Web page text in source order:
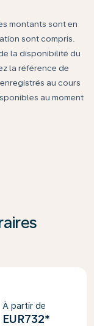
montants sont en
sont compris.
la disponibilité du
la référence de
au cours
au moment
À partir de
EUR732*